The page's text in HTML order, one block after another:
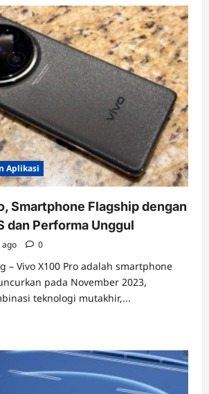
Aplikasi
Smartphone Flagship dengan
dan Performa Unggul
ago 0
– Vivo X100 Pro adalah smartphone
pada November 2023,
teknologi mutakhir,...